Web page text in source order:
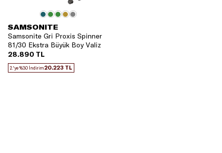
SAMSONITE
Samsonite Gri Proxis Spinner
81/30 Ekstra Büyük Boy Valiz
28.890 TL
2.'ye %30 İndirim20.223 TL